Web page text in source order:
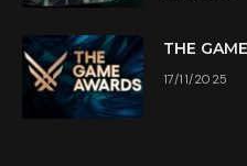
THE
17/11/2025